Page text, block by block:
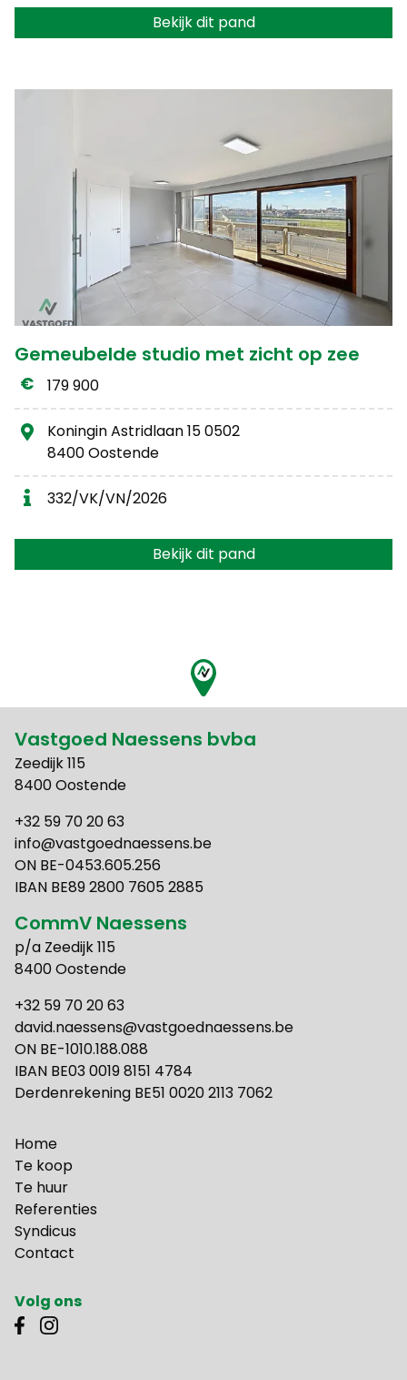
Bekijk dit pand
Gemeubelde studio met zicht op zee
179 900
Koningin Astridlaan 15 0502
8400 Oostende
332/VK/VN/2026
Bekijk dit pand
Vastgoed Naessens bvba
Zeedijk 115
8400 Oostende
+32 59 70 20 63
info@vastgoednaessens.be
ON BE-0453.605.256
IBAN BE89 2800 7605 2885
CommV Naessens
p/a Zeedijk 115
8400 Oostende
+32 59 70 20 63
david.naessens@vastgoednaessens.be
ON BE-1010.188.088
IBAN BE03 0019 8151 4784
Derdenrekening BE51 0020 2113 7062
Home
Te koop
Te huur
Referenties
Syndicus
Contact
Volg ons